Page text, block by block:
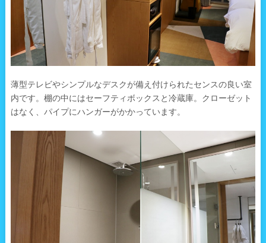
薄型テレビやシンプルなデスクが備え付けられたセンスの良い室
内です。棚の中にはセーフティボックスと冷蔵庫。クローゼット
はなく、パイプにハンガーがかかっています。